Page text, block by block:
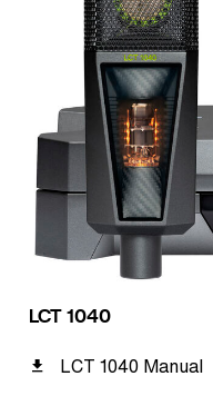
LCT 1040
LCT 1040 Manual